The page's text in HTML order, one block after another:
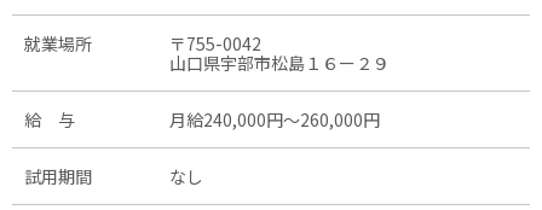
就業場所
〒755-0042
山口県宇部市松島１６ー２９
給 与 月給240,000円〜260,000円
試用期間 なし